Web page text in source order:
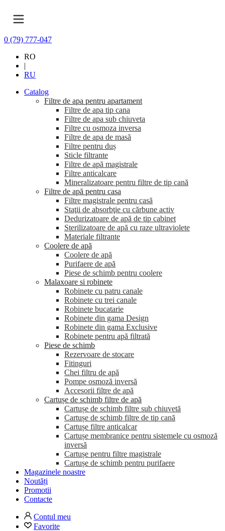
0 (79) 777-047
RO
|
RU
Catalog
Filtre de apa pentru apartament
Filtre de apa tip cana
Filtre de apa sub chiuveta
Filtre cu osmoza inversa
Filtre de apa de masă
Filtre pentru duș
Sticle filtrante
Filtre de apă magistrale
Filtre anticalcare
Mineralizatoare pentru filtre de tip cană
Filtre de apă pentru casa
Filtre magistrale pentru casă
Staţii de absorbţie cu cărbune activ
Dedurizatoare de apă de tip cabinet
Sterilizatoare de apă cu raze ultraviolete
Materiale filtrante
Coolere de apă
Сoolere de apă
Purifaere de apă
Piese de schimb pentru coolere
Malaxoare si robinete
Robinete cu patru canale
Robinete cu trei canale
Robinete bucatarie
Robinete din gama Design
Robinete din gama Exclusive
Robinete pentru apă filtrată
Piese de schimb
Rezervoare de stocare
Fitinguri
Chei filtru de apă
Pompe osmoză inversă
Accesorii filtre de apă
Cartușe de schimb filtre de apă
Cartușe de schimb filtre sub chiuvetă
Cartușe de schimb filtre de tip cană
Cartușe filtre anticalcar
Cartușe membranice pentru sistemele cu osmoză
inversă
Cartușe pentru filtre magistrale
Cartușe de schimb pentru purifaere
Magazinele noastre
Noutăți
Promotii
Contacte
Contul meu
Favorite